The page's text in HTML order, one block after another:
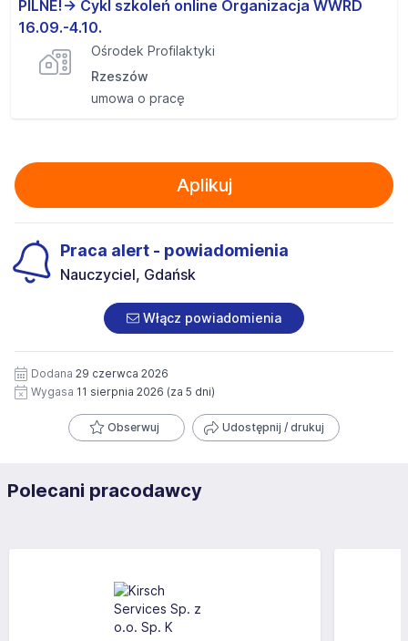
PILNE!-> Cykl szkoleń online Organizacja WWRD
16.09.-4.10.
Ośrodek Profilaktyki
Rzeszów
umowa o pracę
Aplikuj
Praca alert - powiadomienia
Nauczyciel, Gdańsk
Włącz powiadomienia
Dodana 29 czerwca 2026
Wygasa 11 sierpnia 2026 (za 5 dni)
Obserwuj Udostępnij / drukuj
Polecani pracodawcy